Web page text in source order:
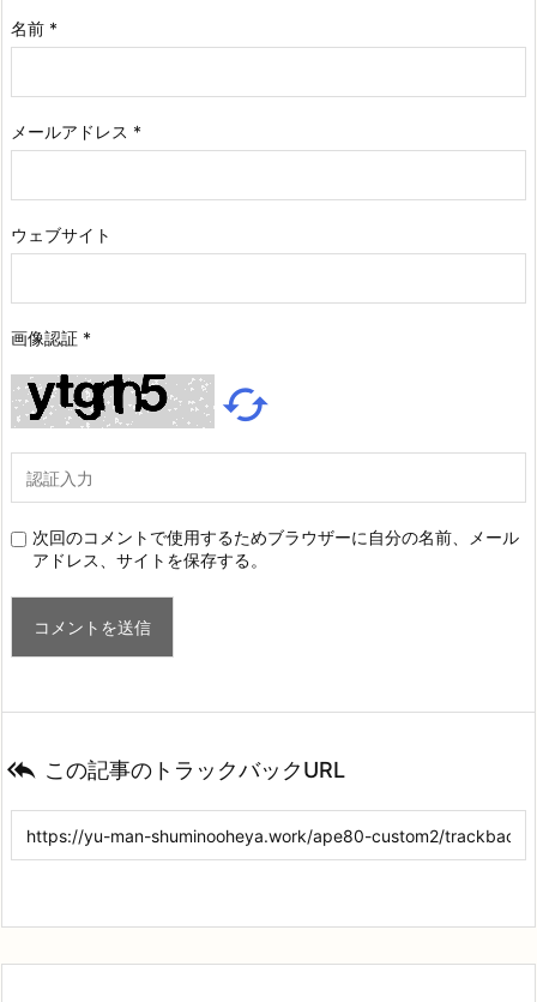
名前 *
メールアドレス *
ウェブサイト
画像認証 *

次回のコメントで使用するためブラウザーに自分の名前、メール
アドレス、サイトを保存する。
 この記事のトラックバックURL